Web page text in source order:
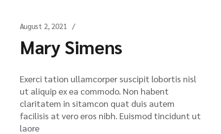
August 2, 2021
Mary Simens
Exerci tation ullamcorper suscipit lobortis nisl
ut aliquip ex ea commodo. Non habent
claritatem in sitamcon quat duis autem
facilisis at vero eros nibh. Euismod tincidunt ut
laore